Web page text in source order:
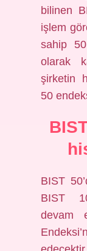
bilinen
işlem
sahip
olarak
şirketin
50
BIST
BIST
devam